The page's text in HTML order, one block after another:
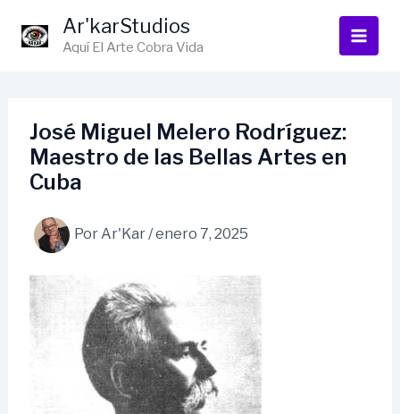
contenido
Ar'karStudios
Aquí El Arte Cobra Vida
José Miguel Melero Rodríguez:
Maestro de las Bellas Artes en
Cuba
PorAr'Kar/enero 7, 2025